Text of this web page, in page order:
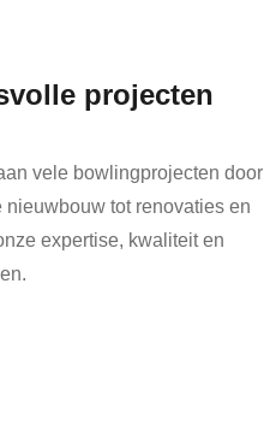
kund
projecten
vele bowlingprojecten door
tot renovaties en
expertise, kwaliteit en